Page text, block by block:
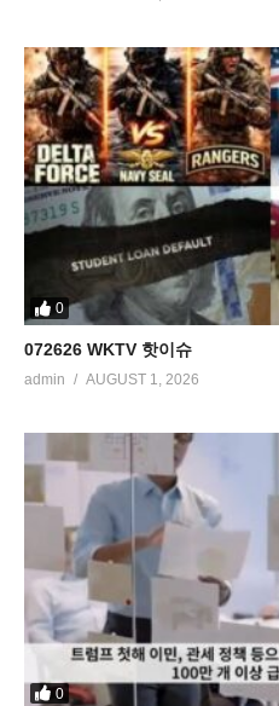
0
072626 WKTV 핫이슈
admin AUGUST 1, 2026
0